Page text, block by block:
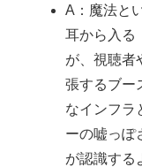
A：魔法と
耳から入る
が、視聴者
張するブー
なインフラ
ーの嘘っぽ
が認識する